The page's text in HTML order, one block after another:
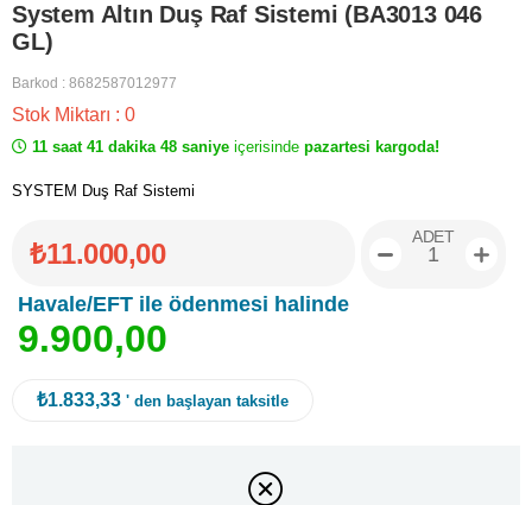
System Altın Duş Raf Sistemi (BA3013 046
GL)
Barkod : 8682587012977
Stok Miktarı : 0
11 saat 41 dakika 48 saniye içerisinde pazartesi kargoda!
SYSTEM Duş Raf Sistemi
₺11.000,00
Havale/EFT ile ödenmesi halinde
9.900,00
ADET
₺1.833,33 ' den başlayan taksitle